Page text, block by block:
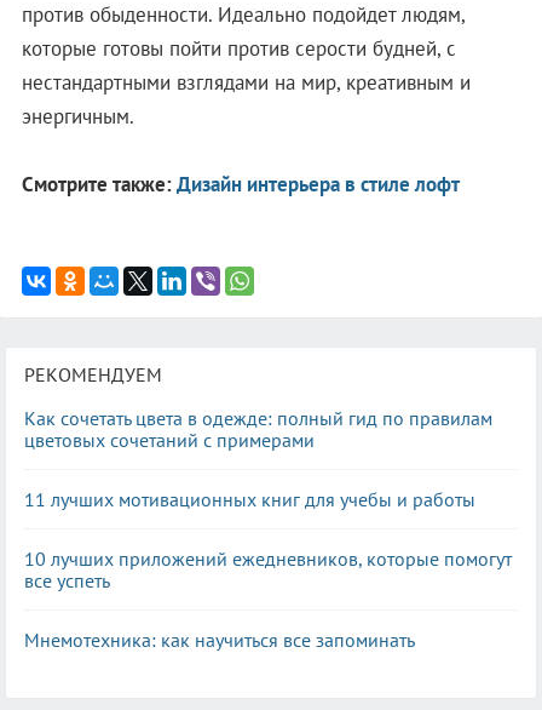
против обыденности. Идеально подойдет людям,
которые готовы пойти против серости будней, с
нестандартными взглядами на мир, креативным и
энергичным.
Смотрите также:Дизайн интерьера в стиле лофт
РЕКОМЕНДУЕМ
Как сочетать цвета в одежде: полный гид по правилам
цветовых сочетаний с примерами
11 лучших мотивационных книг для учебы и работы
10 лучших приложений ежедневников, которые помогут
все успеть
Мнемотехника: как научиться все запоминать